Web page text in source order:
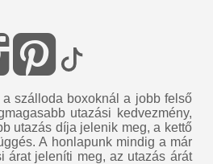
szálloda boxoknál a jobb felső
utazási kedvezmény,
utazás díja jelenik meg, a kettő
A honlapunk mindig a már
árat jeleníti meg, az utazás árát